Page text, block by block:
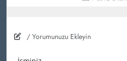
/ Yorumunuzu Ekleyin